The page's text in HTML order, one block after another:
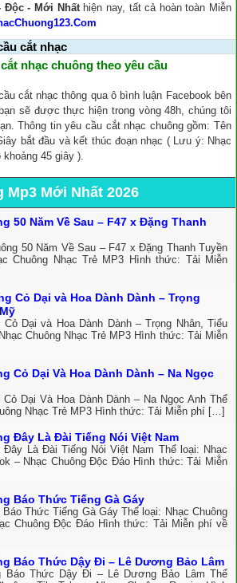
Độc - Mới Nhấthiện nay, tất cả hoàn toàn Miễn
cắt nhạc
nhạc chuông theo yêu cầu
cắt nhạc thông qua ô bình luận Facebook bên
sẽ được thực hiện trong vòng 48h, chúng tôi
Thông tin yêu cầu cắt nhạc chuông gồm: Tên
bắt đầu và kết thúc đoạn nhạc ( Lưu ý: Nhạc
khoảng 45 giây ).
Mp3 Mới Nhất 2026
50 Năm Về Sau – F47 x Đặng Thanh
50 Năm Về Sau – F47 x Đặng Thanh Tuyền
Chuông Nhạc Trẻ MP3 Hình thức: Tải Miễn
Cỏ Dại và Hoa Dành Dành – Trọng
Cỏ Dại và Hoa Dành Dành – Trọng Nhân, Tiểu
Chuông Nhạc Trẻ MP3 Hình thức: Tải Miễn
Cỏ Dại Và Hoa Dành Dành – Na Ngọc
Cỏ Dại Và Hoa Dành Dành – Na Ngọc Anh Thể
Nhạc Trẻ MP3 Hình thức: Tải Miễn phí […]
Đây Là Đài Tiếng Nói Việt Nam
Đây Là Đài Tiếng Nói Việt Nam Thể loại: Nhạc
– Nhạc Chuông Độc Đáo Hình thức: Tải Miễn
Báo Thức Tiếng Gà Gáy
Báo Thức Tiếng Gà Gáy Thể loại: Nhạc Chuông
Chuông Độc Đáo Hình thức: Tải Miễn phí về
Báo Thức Dậy Đi – Lê Dương Bảo Lâm
Báo Thức Dậy Đi – Lê Dương Bảo Lâm Thể